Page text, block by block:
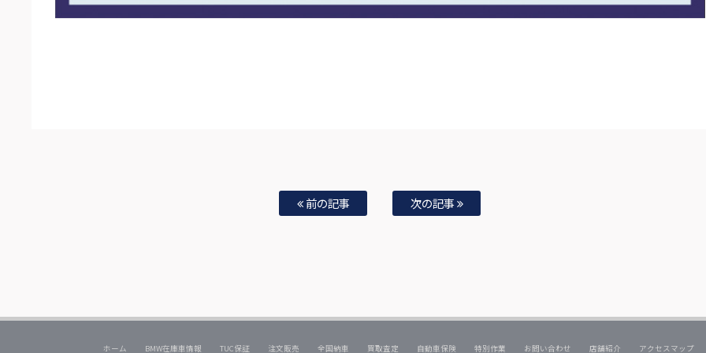
前の記事 次の記事
ホーム BMW在庫車情報 TUC保証 注文販売 全国納車 買取査定 自動車保険 特別作業 お問い合わせ 店舗紹介 アクセスマップ